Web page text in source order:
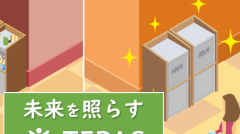
て、収集ルート・走行時間・走行距離等
多様なライフスタイルが混在しているの
れます。なお研究方法は、ゴミ収集関係
搭載調査などです。結果として、以下